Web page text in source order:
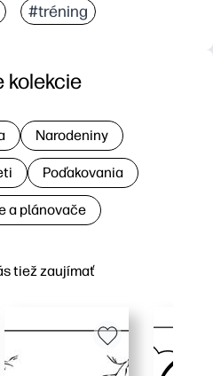
#tréning
tiež zaujímať
kolekcie
Narodeniny
Poďakovania
a plánovače